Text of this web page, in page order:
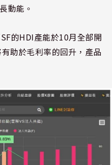
動能。
的HDI產能於10月全部開
助於毛利率的回升，產品